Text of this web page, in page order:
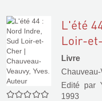
0/5
L'été
Loir-
Livre
Chauveau-
Edité par
1993